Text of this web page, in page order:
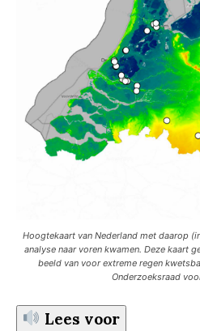
Hoogtekaart van Nederland met daarop
analyse naar voren kwamen. Deze kaart
beeld van voor extreme regen
Onderzoeksraad
Lees voor